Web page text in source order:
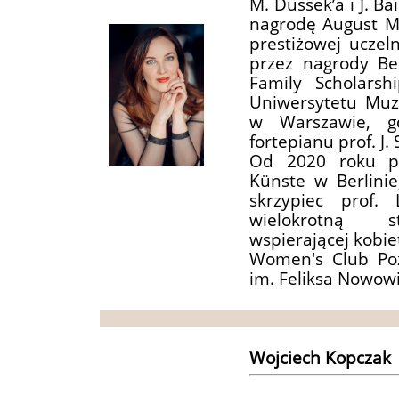
nagrodę August
prestiżowej
przez nagrody
Family
Uniwersytetu
w Warszawie,
fortepianu prof. J.
Od 2020 roku
Künste w
skrzypiec prof.
wielokrotną
wspierającej
Women's Club
im. Feliksa
Wojciech Kopczak